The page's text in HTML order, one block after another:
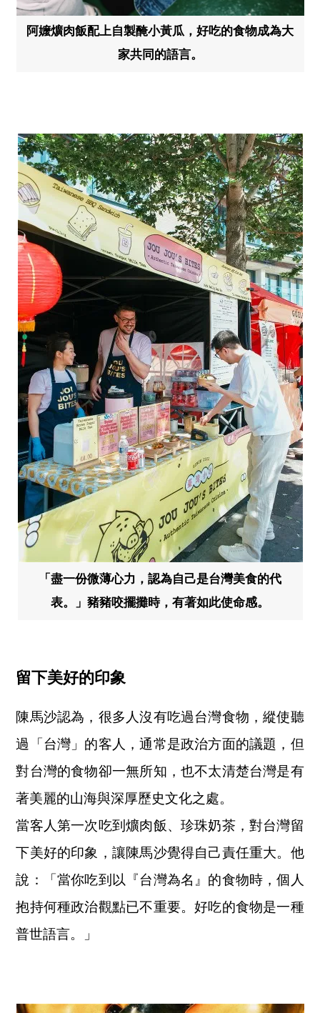
阿嬤爌肉飯配上自製醃小黃瓜，好吃的食物成為大
家共同的語言。
「盡一份微薄心力，認為自己是台灣美食的代
表。」豬豬咬擺攤時，有著如此使命感。
留下美好的印象
陳馬沙認為，很多人沒有吃過台灣食物，縱使聽
過「台灣」的客人，通常是政治方面的議題，但
對台灣的食物卻一無所知，也不太清楚台灣是有
著美麗的山海與深厚歷史文化之處。
當客人第一次吃到爌肉飯、珍珠奶茶，對台灣留
下美好的印象，讓陳馬沙覺得自己責任重大。他
說：「當你吃到以『台灣為名』的食物時，個人
抱持何種政治觀點已不重要。好吃的食物是一種
普世語言。」